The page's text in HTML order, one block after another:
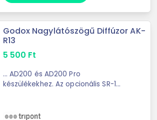
Godox Nagylátószögű Diffúzor AK-
R13
5 500 Ft
... AD200 és AD200 Pro
készülékekhez. Az opcionális SR-1